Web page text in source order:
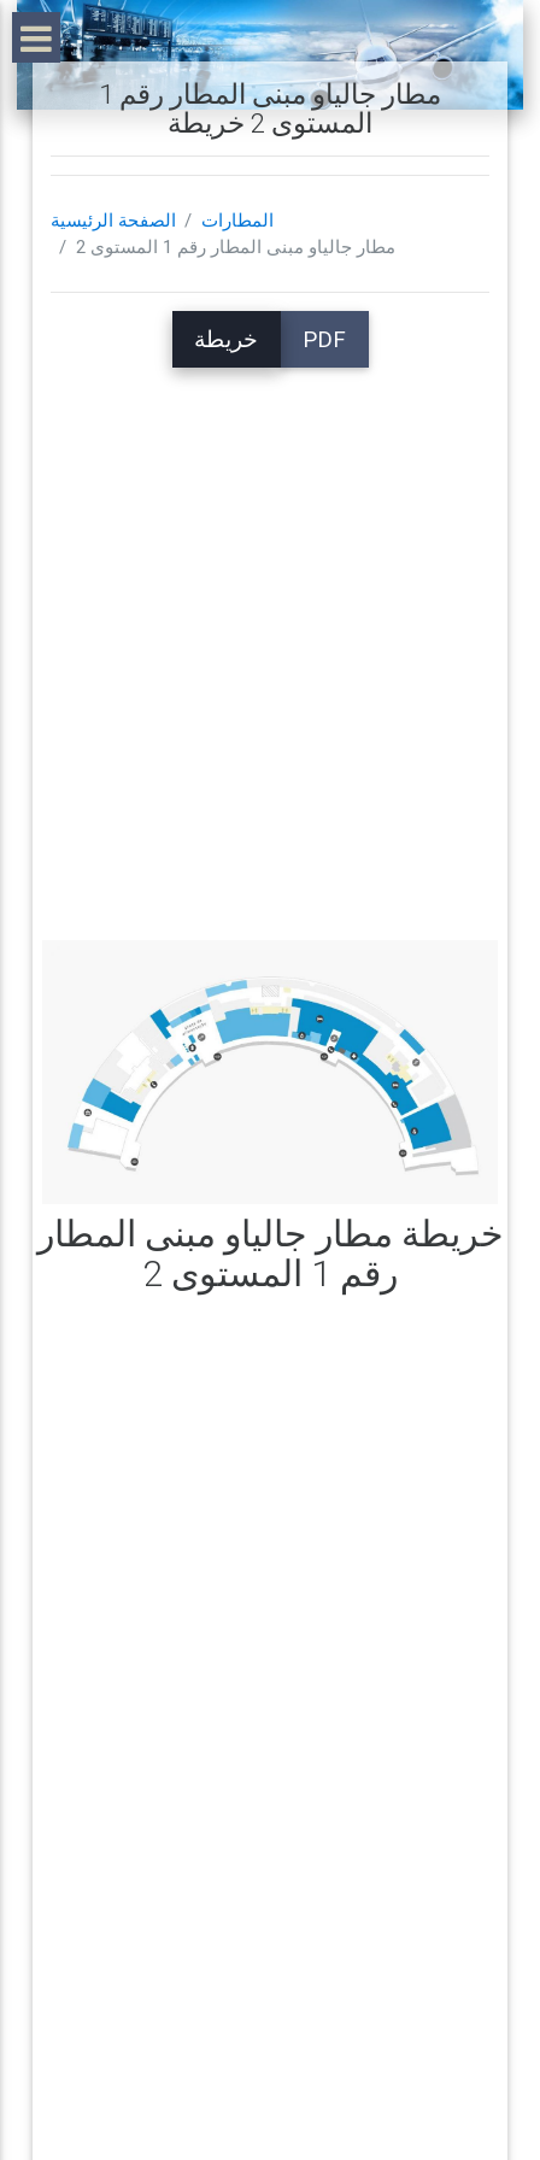
مطار جالياو مبنى المطار رقم 1
المستوى 2 خريطة
الصفحة الرئيسية
المطارات
مطار جالياو مبنى المطار رقم 1 المستوى 2
خريطة PDF
خريطة مطار جالياو مبنى المطار
رقم 1 المستوى 2